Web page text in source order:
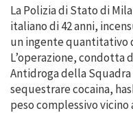
La Polizia di Stato di
italiano di 42 anni,
un ingente quantitativo
L’operazione, condotta
Antidroga della
sequestrare cocaina,
peso complessivo